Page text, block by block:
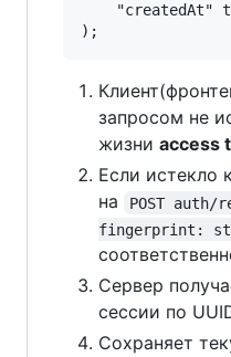
"createdAt"
запросом не
жизни access
Если истекло
на
POST auth/
fingerprint:
Сервер
сессии по
Сохраняет